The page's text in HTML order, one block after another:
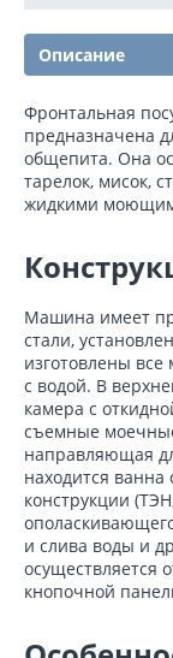
Описание
Фронтальная
предназначена
общепита. Она
тарелок, мисок,
жидкими
Машина имеет
стали,
изготовлены
с водой. В
камера с
съемные
направляющая
находится
конструкции
и слива воды и
осуществляется
кнопочной